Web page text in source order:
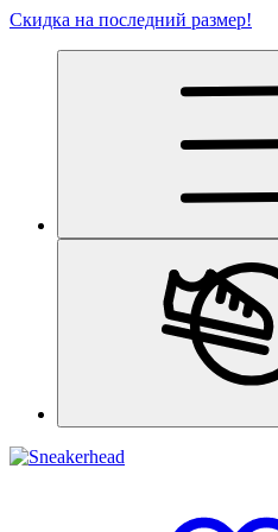
Скидка на последний размер!